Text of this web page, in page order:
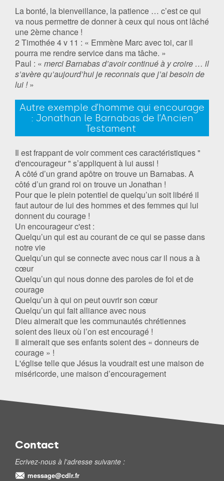
La bonté, la bienveillance, la patience … c’est ce qui
va nous permettre de donner à ceux qui nous ont lâché
une 2ème chance !
2 Timothée 4 v 11 : « Emmène Marc avec toi, car il
pourra me rendre service dans ma tâche. »
Paul : « merci Barnabas d’avoir continué à y croire … il
s’avère qu’aujourd’hui je reconnais que j’ai besoin de
lui !»
Autre exemple d’homme qui encourage
: Jonathan le Barnabas de l’Ancien
Testament
Il est frappant de voir comment ces caractéristiques "
d'encourageur " s’appliquent à lui aussi !
A côté d’un grand apôtre on trouve un Barnabas. A
côté d’un grand roi on trouve un Jonathan !
Pour que le plein potentiel de quelqu’un soit libéré il
faut autour de lui des hommes et des femmes qui lui
donnent du courage !
Un encourageur c'est :
Quelqu’un qui est au courant de ce qui se passe dans
notre vie
Quelqu’un qui se connecte avec nous car il nous a à
cœur
Quelqu’un qui nous donne des paroles de foi et de
courage
Quelqu’un à qui on peut ouvrir son cœur
Quelqu’un qui fait alliance avec nous
Dieu aimerait que les communautés chrétiennes
soient des lieux où l’on est encouragé !
Il aimerait que ses enfants soient des « donneurs de
courage » !
L'église telle que Jésus la voudrait est une maison de
miséricorde, une maison d’encouragement
Contact
Ecrivez-nous à l'adresse suivante :
message@cdlr.fr